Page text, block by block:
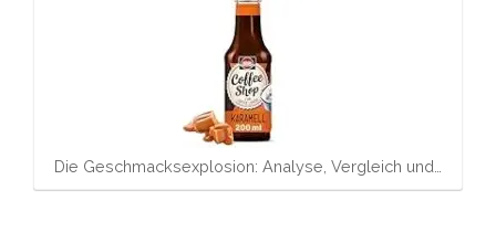
Die Geschmacksexplosion: Analyse, Vergleich und…